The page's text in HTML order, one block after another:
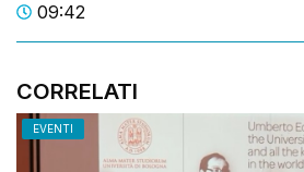
09:42
CORRELATI
EVENTI